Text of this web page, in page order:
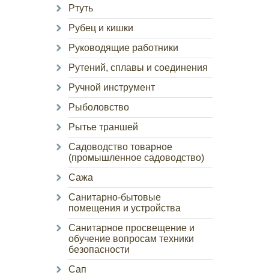
Ртуть
Рубец и кишки
Руководящие работники
Рутений, сплавы и соединения
Ручной инструмент
Рыболовство
Рытье траншей
Садоводство товарное
(промышленное садоводство)
Сажа
Санитарно-бытовые
помещения и устройства
Санитарное просвещение и
обучение вопросам техники
безопасности
Сап